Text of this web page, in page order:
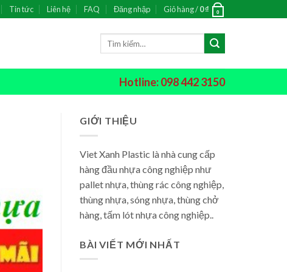
Tin tức Liên hệ FAQ Đăng nhập Giỏ hàng /0₫ 0
Hotline: 098 442 3150
GIỚI THIỆU
Viet Xanh Plastic là nhà cung cấp
hàng đầu nhựa công nghiệp như
pallet nhựa, thùng rác công nghiệp,
thùng nhựa, sóng nhựa, thùng chở
hàng, tấm lót nhựa công nghiệp..
BÀI VIẾT MỚI NHẤT